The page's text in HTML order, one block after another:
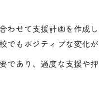
デイサービスで見つか
困りごとに合わせて支援
せて支援計画を作成
もポジティブな変化
であり、過度な支援や